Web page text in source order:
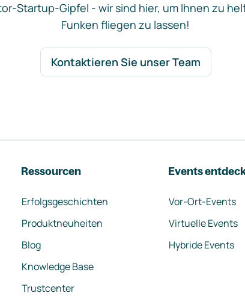
Startup-Gipfel - wir sind hier, um Ihnen zu
Funken fliegen zu lassen!
Kontaktieren Sie unser Team
Ressourcen
Erfolgsgeschichten
Produktneuheiten
Blog
Knowledge Base
Trustcenter
Events
Vor-Ort-Events
Virtuelle Events
Hybride Events